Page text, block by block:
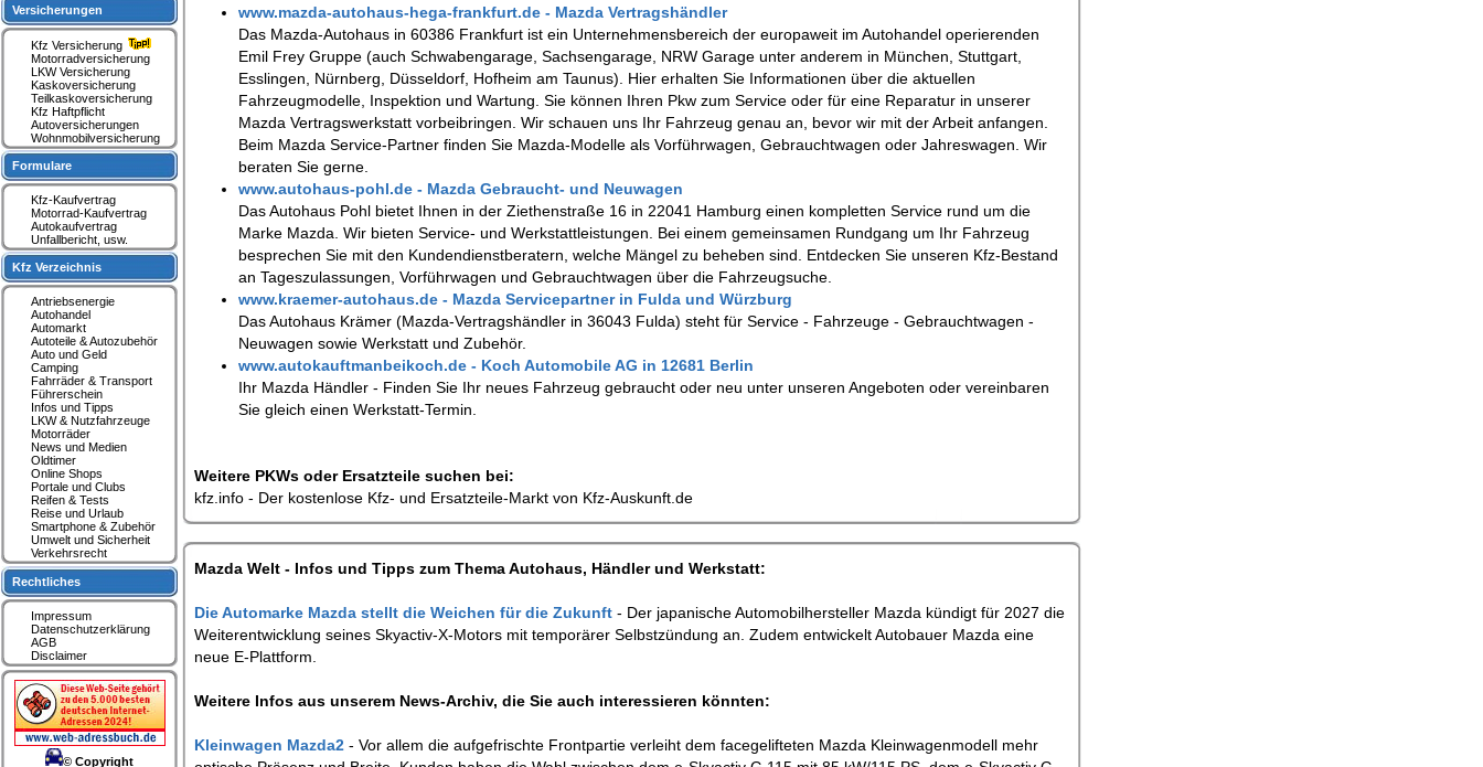
www.mazda-autohaus-hega-frankfurt.de - Mazda Vertragshändler
Das Mazda-Autohaus in 60386 Frankfurt ist ein Unternehmensbereich der europaweit im Autohandel operierenden
Emil Frey Gruppe (auch Schwabengarage, Sachsengarage, NRW Garage unter anderem in München, Stuttgart,
Esslingen, Nürnberg, Düsseldorf, Hofheim am Taunus). Hier erhalten Sie Informationen über die aktuellen
Fahrzeugmodelle, Inspektion und Wartung. Sie können Ihren Pkw zum Service oder für eine Reparatur in unserer
Mazda Vertragswerkstatt vorbeibringen. Wir schauen uns Ihr Fahrzeug genau an, bevor wir mit der Arbeit anfangen.
Beim Mazda Service-Partner finden Sie Mazda-Modelle als Vorführwagen, Gebrauchtwagen oder Jahreswagen. Wir
beraten Sie gerne.
www.autohaus-pohl.de - Mazda Gebraucht- und Neuwagen
Das Autohaus Pohl bietet Ihnen in der Ziethenstraße 16 in 22041 Hamburg einen kompletten Service rund um die
Marke Mazda. Wir bieten Service- und Werkstattleistungen. Bei einem gemeinsamen Rundgang um Ihr Fahrzeug
besprechen Sie mit den Kundendienstberatern, welche Mängel zu beheben sind. Entdecken Sie unseren Kfz-Bestand
an Tageszulassungen, Vorführwagen und Gebrauchtwagen über die Fahrzeugsuche.
www.kraemer-autohaus.de - Mazda Servicepartner in Fulda und Würzburg
Das Autohaus Krämer (Mazda-Vertragshändler in 36043 Fulda) steht für Service - Fahrzeuge - Gebrauchtwagen -
Neuwagen sowie Werkstatt und Zubehör.
www.autokauftmanbeikoch.de - Koch Automobile AG in 12681 Berlin
Ihr Mazda Händler - Finden Sie Ihr neues Fahrzeug gebraucht oder neu unter unseren Angeboten oder vereinbaren
Sie gleich einen Werkstatt-Termin.
Weitere PKWs oder Ersatzteile suchen bei:
kfz.info - Der kostenlose Kfz- und Ersatzteile-Markt von Kfz-Auskunft.de
Mazda Welt - Infos und Tipps zum Thema Autohaus, Händler und Werkstatt:
Die Automarke Mazda stellt die Weichen für die Zukunft - Der japanische Automobilhersteller Mazda kündigt für 2027 die
Weiterentwicklung seines Skyactiv-X-Motors mit temporärer Selbstzündung an. Zudem entwickelt Autobauer Mazda eine
neue E-Plattform.
Weitere Infos aus unserem News-Archiv, die Sie auch interessieren könnten:
Kleinwagen Mazda2 - Vor allem die aufgefrischte Frontpartie verleiht dem facegelifteten Mazda Kleinwagenmodell mehr
Versicherungen
Kfz Versicherung
Motorradversicherung
LKW Versicherung
Kaskoversicherung
Teilkaskoversicherung
Kfz Haftpflicht
Autoversicherungen
Wohnmobilversicherung
Formulare
Kfz-Kaufvertrag
Motorrad-Kaufvertrag
Autokaufvertrag
Unfallbericht, usw.
Kfz Verzeichnis
Antriebsenergie
Autohandel
Automarkt
Autoteile & Autozubehör
Auto und Geld
Camping
Fahrräder & Transport
Führerschein
Infos und Tipps
LKW & Nutzfahrzeuge
Motorräder
News und Medien
Oldtimer
Online Shops
Portale und Clubs
Reifen & Tests
Reise und Urlaub
Smartphone & Zubehör
Umwelt und Sicherheit
Verkehrsrecht
Rechtliches
Impressum
Datenschutzerklärung
AGB
Disclaimer
© Copyright